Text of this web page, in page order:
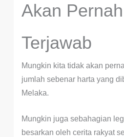
Akan Pernah
Terjawab
Mungkin kita tidak akan
jumlah sebenar harta yang
Melaka.
Mungkin juga sebahagian
besarkan oleh cerita rakyat